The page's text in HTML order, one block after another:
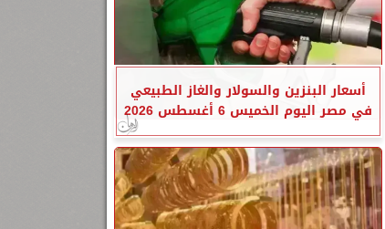
أسعار البنزين والسولار والغاز الطبيعي
في مصر اليوم الخميس 6 أغسطس 2026